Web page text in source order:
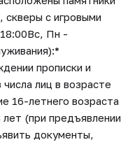
скверы с игровыми
Пн -
прописки и
лиц в возрасте
16-летнего возраста
(при предъявлении
документы,